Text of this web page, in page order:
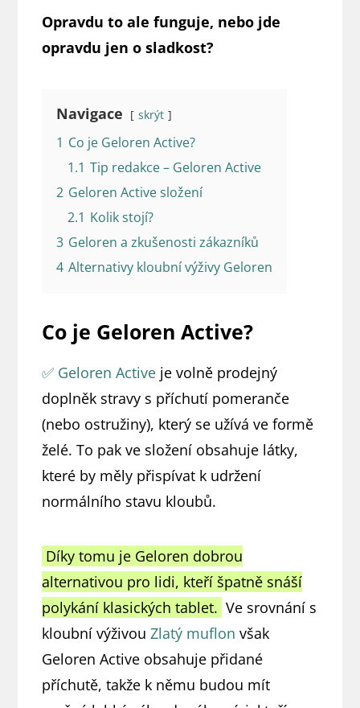
Opravdu to ale funguje, nebo jde
opravdu jen o sladkost?
Navigace skrýt
1 Co je Geloren Active?
1.1 Tip redakce – Geloren Active
2 Geloren Active složení
2.1 Kolik stojí?
3 Geloren a zkušenosti zákazníků
4 Alternativy kloubní výživy Geloren
Co je Geloren Active?
✅ Geloren Active je volně prodejný
doplněk stravy s příchutí pomeranče
(nebo ostružiny), který se užívá ve formě
želé. To pak ve složení obsahuje látky,
které by měly přispívat k udržení
normálního stavu kloubů.
Díky tomu je Geloren dobrou
alternativou pro lidi, kteří špatně snáší
polykání klasických tablet. Ve srovnání s
kloubní výživouZlatý muflon však
Geloren Active obsahuje přidané
příchutě, takže k němu budou mít